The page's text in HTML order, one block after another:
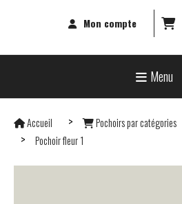
Mon compte
Menu
Accueil Pochoirs par catégories
Pochoir fleur 1